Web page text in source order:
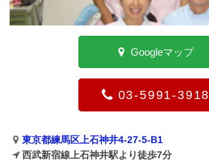
Googleマップ
03-5991-3918
東京都練馬区上石神井4-27-5-B1
西武新宿線上石神井駅より徒歩7分